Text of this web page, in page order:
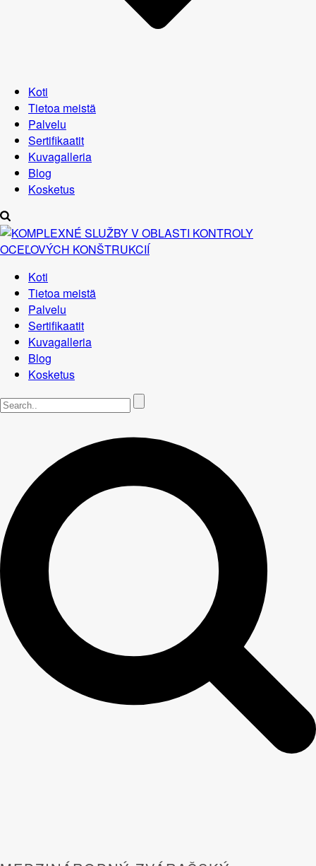
Koti
Tietoa meistä
Palvelu
Sertifikaatit
Kuvagalleria
Blog
Kosketus
Koti
Tietoa meistä
Palvelu
Sertifikaatit
Kuvagalleria
Blog
Kosketus